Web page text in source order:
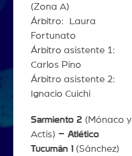
(Zona A)
Árbitro: Laura
Fortunato
Árbitro asistente 1:
Carlos Pino
Árbitro asistente 2:
Ignacio Cuichi
Sarmiento 2 (Mónaco y
Actis) – Atlético
Tucumán 1 (Sánchez)